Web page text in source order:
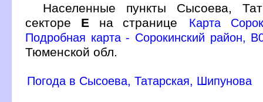
Населенные пункты Сысоева,
секторе Ена странице
Карта
Подробная карта - Сорокинский район,
Тюменской обл.
Погода в Сысоева, Татарская, Шипунова